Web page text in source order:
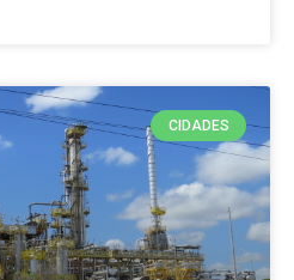
CIDADES